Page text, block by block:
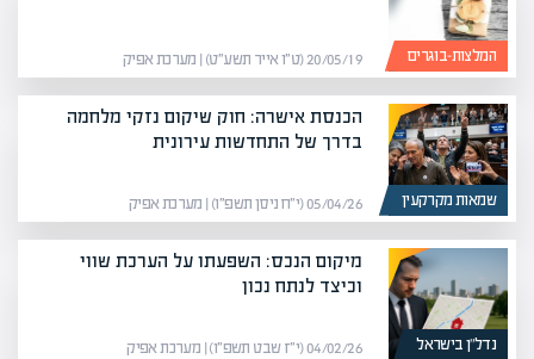
המלצות-בוגרים 20/05/19 (ט״ו אייר תשע״ט) | מערכת אפיק
שמאות מקרקעין
הכנסת אישרה: חוק שיקום נזקי מלחמה
בדרך של התחדשות עירונית
05/04/26 (י״ח ניסן תשפ״ו) | מערכת אפיק
נדל”ן בישראל
מיקום הנכס: השפעתו על הערכת שווי
וכיצד לנתח נכון
04/02/26 (י״ז שבט תשפ״ו) | מערכת אפיק